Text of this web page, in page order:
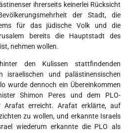
ihrerseits keinerlei Rücksicht
der Stadt, die
für das jüdische Volk und die
bereits die Hauptstadt des
nehmen wollen.
den Kulissen stattfindenden
israelischen und palästinensischen
wurde dennoch ein Übereinkommen
Shimon Peres und dem PLO-
Arafat erreicht. Arafat erklärte, auf
zu wollen, und erkannte Israels
wiederum erkannte die PLO als